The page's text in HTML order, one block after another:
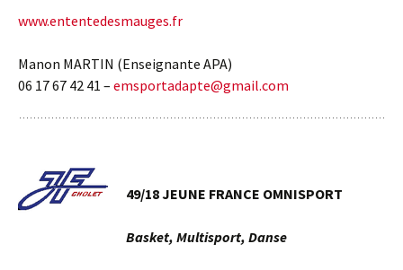
www.ententedesmauges.fr
Manon MARTIN (Enseignante APA)
06 17 67 42 41 – emsportadapte@gmail.com
49/18 JEUNE FRANCE OMNISPORT
Basket, Multisport, Danse